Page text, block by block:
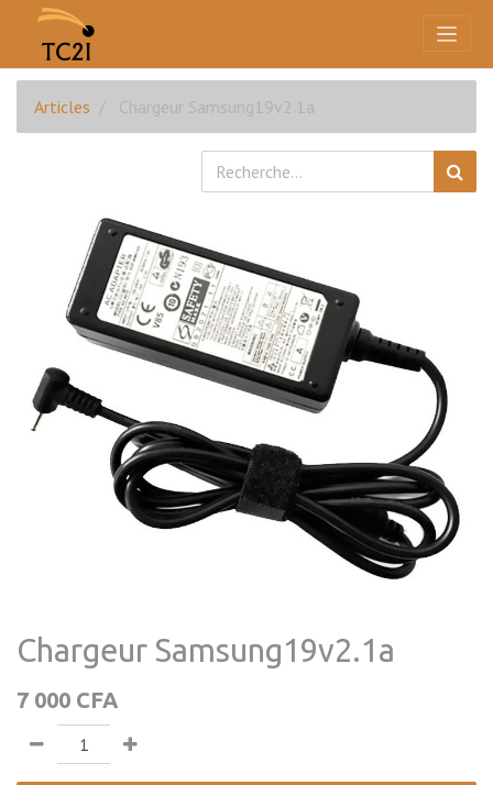
Articles Chargeur Samsung19v2.1a
Chargeur Samsung19v2.1a
7 000 CFA